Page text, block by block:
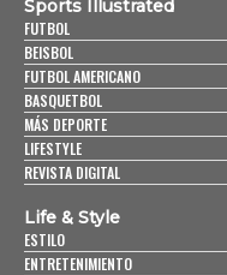
Sports Illustrated
FUTBOL
BEISBOL
FUTBOL AMERICANO
BASQUETBOL
MÁS DEPORTE
LIFESTYLE
REVISTA DIGITAL
Life & Style
ESTILO
ENTRETENIMIENTO